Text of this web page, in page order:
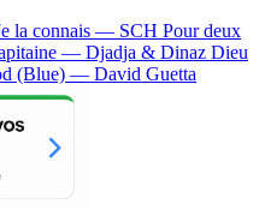
la connais — SCH Pour deux
— Djadja & Dinaz Dieu
(Blue) — David Guetta